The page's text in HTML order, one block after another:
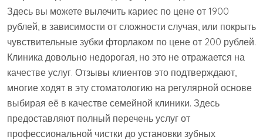
Здесь вы можете вылечить кариес по цене от 1900
рублей, в зависимости от сложности случая, или покрыть
чувствительные зубки фторлаком по цене от 200 рублей.
Клиника довольно недорогая, но это не отражается на
качестве услуг. Отзывы клиентов это подтверждают,
многие ходят в эту стоматологию на регулярной основе
выбирая её в качестве семейной клиники. Здесь
предоставляют полный перечень услуг от
профессиональной чистки до установки зубных